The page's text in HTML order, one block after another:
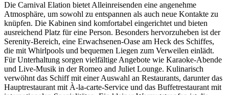
Die Carnival Elation bietet Alleinreisenden eine angenehme
Atmosphäre, um sowohl zu entspannen als auch neue Kontakte zu
knüpfen. Die Kabinen sind komfortabel eingerichtet und bieten
ausreichend Platz für eine Person. Besonders hervorzuheben ist der
Serenity-Bereich, eine Erwachsenen-Oase am Heck des Schiffes,
die mit Whirlpools und bequemen Liegen zum Verweilen einlädt.
Für Unterhaltung sorgen vielfältige Angebote wie Karaoke-Abende
und Live-Musik in der Romeo and Juliet Lounge. Kulinarisch
verwöhnt das Schiff mit einer Auswahl an Restaurants, darunter das
Hauptrestaurant mit À-la-carte-Service und das Buffetrestaurant mit